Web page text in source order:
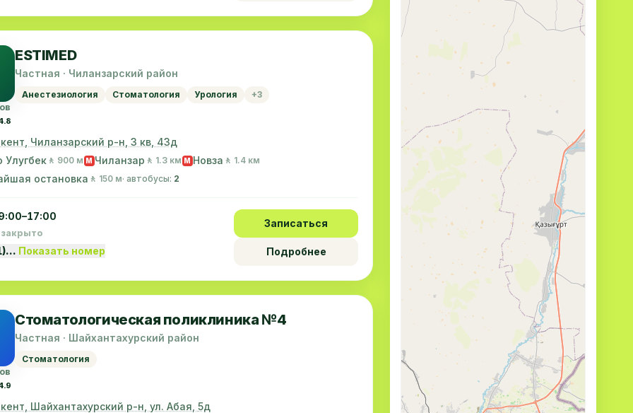
ESTIMED
Частная · Чиланзарский район
Анестезиология Стоматология Урология +3
Чиланзарский р-н, 3 кв, 43д
Улугбек 🚶 900 м M Чиланзар 🚶 1.3 км M Новза 🚶 1.4 км
остановка 🚶 150 м· автобусы: 2
Показать номер
Записаться
Подробнее
Стоматологическая поликлиника №4
Частная · Шайхантахурский район
Стоматология
г. Ташкент, Шайхантахурский р-н, ул. Абая, 5д